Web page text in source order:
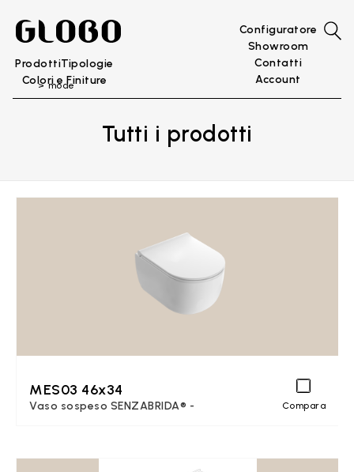
ProdottiTipologie
Colori e Finiture
Configuratore
Showroom
Contatti
Account
mode
Tutti i prodotti
MES03 46x34
Vaso sospeso SENZABRIDA® - Compara